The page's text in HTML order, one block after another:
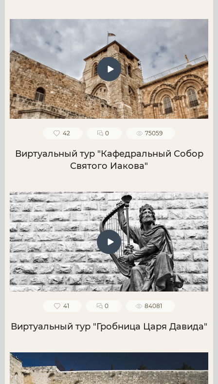
42 0 75059
Виртуальный тур "Кафедральный Собор
Святого Иакова"
41 0 84081
Виртуальный тур "Гробница Царя Давида"